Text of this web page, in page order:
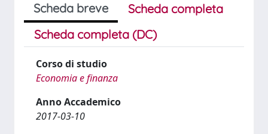
Scheda breve
Scheda completa
Scheda completa (DC)
Corso di studio
Economia e finanza
Anno Accademico
2017-03-10